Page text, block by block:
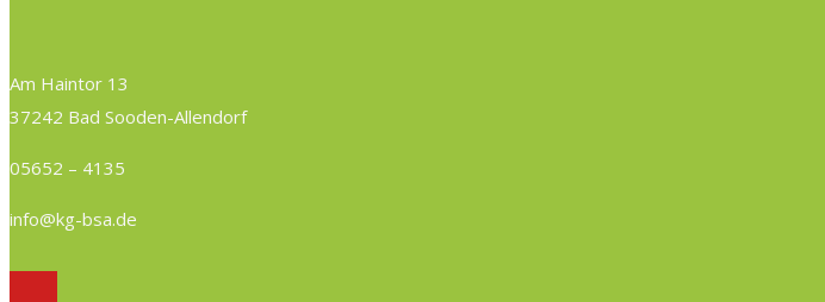
Am Haintor 13
37242 Bad Sooden-Allendorf
05652 – 4135
info@kg-bsa.de